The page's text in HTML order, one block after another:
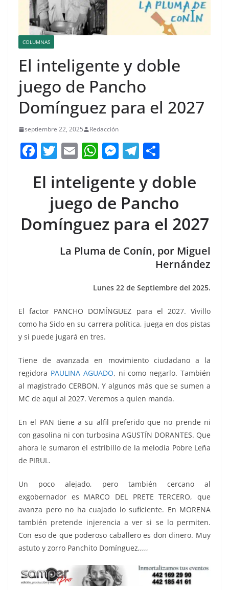
COLUMNAS
El inteligente y doble
juego de Pancho
Domínguez para el 2027
septiembre 22, 2025 Redacción
F
c
b
o
T
itt
er
E
ai
l
W
at
s
A
p
p
M
ss
e
n
g
er
T
e
gr
a
m
m
p
ar
tir
El inteligente y doble
juego de Pancho
Domínguez para el 2027
La Pluma de Conín, por Miguel
Hernández
Lunes 22 de Septiembre del 2025.
El factor PANCHO DOMÍNGUEZ para el 2027. Vivillo
como ha Sido en su carrera política, juega en dos pistas
y si puede jugará en tres.
Tiene de avanzada en movimiento ciudadano a la
regidora PAULINA AGUADO, ni como negarlo. También
al magistrado CERBON. Y algunos más que se sumen a
MC de aquí al 2027. Veremos a quien manda.
En el PAN tiene a su alfil preferido que no prende ni
con gasolina ni con turbosina AGUSTÍN DORANTES. Que
ahora le sumaron el estribillo de la melodía Pobre Leña
de PIRUL.
Un poco alejado, pero también cercano al
exgobernador es MARCO DEL PRETE TERCERO, que
avanza pero no ha cuajado lo suficiente. En MORENA
también pretende injerencia a ver si se lo permiten.
Con eso de que poderoso caballero es don dinero. Muy
astuto y zorro Panchito Domínguez,,,,,